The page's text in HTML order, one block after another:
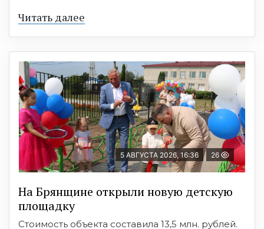
Читать далее
5 АВГУСТА 2026, 16:36 26
На Брянщине открыли новую детскую
площадку
Стоимость объекта составила 13,5 млн. рублей.